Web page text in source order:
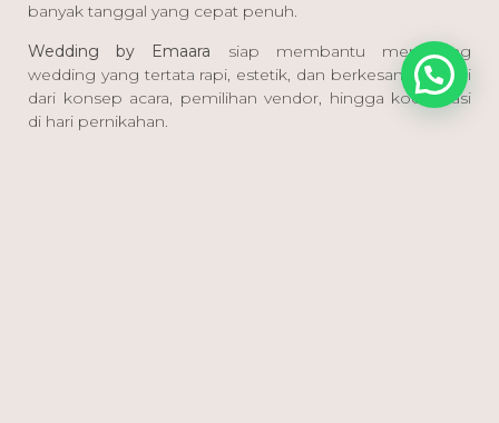
banyak tanggal yang cepat penuh.
Wedding by Emaara siap membantu merancang
wedding yang tertata rapi, estetik, dan berkesan — mulai
dari konsep acara, pemilihan vendor, hingga koordinasi
di hari pernikahan.